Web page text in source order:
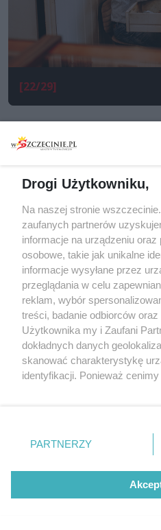
[22/29]
[23/29]
Drogi Użytkowniku,
Na naszej stronie
zaufanych partnerów
informacje na urządzeniu
osobowe, takie jak unikalne
informacje wysyłane przez
przeglądania w celu
reklam, wybór
treści, badanie odbiorców
Użytkownika my i Zaufani
dokładnych danych
skanować charakterystykę
identyfikacji. Ponieważ
prywatności znajdujący się w
. Niektóre rodzaje
takiemu przetwarzaniu.
zastosowania tylko na tej
PARTNERZY